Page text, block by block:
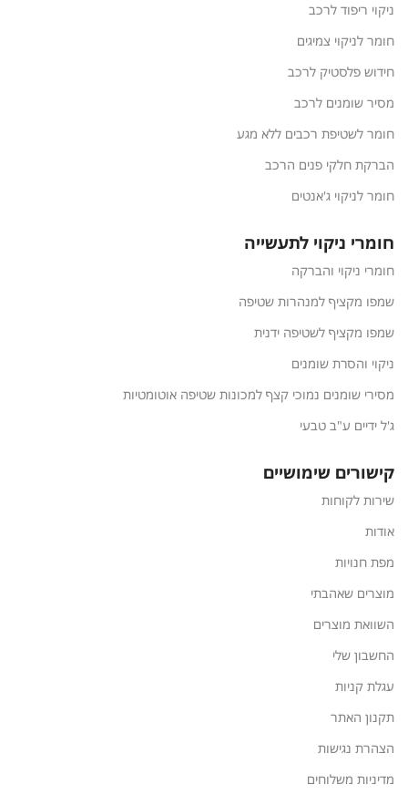
ניקוי ריפוד לרכב
חומר לניקוי צמיגים
חידוש פלסטיק לרכב
מסיר שומנים לרכב
חומר לשטיפת רכבים ללא מגע
הברקת חלקי פנים הרכב
חומר לניקוי ג'אנטים
חומרי ניקוי לתעשייה
חומרי ניקוי והברקה
שמפו מקציף למנהרות שטיפה
שמפו מקציף לשטיפה ידנית
ניקוי והסרת שומנים
מסירי שומנים נמוכי קצף למכונות שטיפה אוטומטיות
ג'ל ידיים ע"ב טבעי
קישורים שימושיים
שירות לקוחות
אודות
מפת חנויות
מוצרים שאהבתי
השוואת מוצרים
החשבון שלי
עגלת קניות
תקנון האתר
הצהרת נגישות
מדיניות משלוחים